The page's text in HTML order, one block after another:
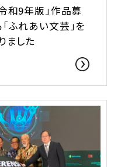
和9年版」作品募
れあい文芸」を
ました